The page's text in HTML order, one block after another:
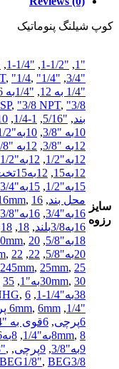
کوپ شیلنگ پنوماتیک
سایز
رزوه
"1
,
"1-1/2
,
"1-1/4
,
"3/4
,
"1/2NPT
, "1/4, "1/4 به "1/2
"1/4 به 12
, "1/4به 6
, "3/8 NPT, "3/8 به "1/2
بند,
"5/16
,
1-1/4
,
10به "3/8
, 10به"1/2
12به "3/8
, 12به "3/8بلند
12به"1/2
, 12به"1/2بلند
12به15
, 12به15تخت
15به"1/2
, 15به"3/4
محل بند,
, 16به"1
16به"3/4
, 16به"3/8
16به3/8بلند
,
18
, 18به"1/2
18به"5/8
,
, 20به"1
20به"5/8
,
22
,
, 22به"1
245mm, 25mm, 25به"1
30mm, 30به"1 , 35به1/4-1
38به"1/4-1
,
,
"1/4
,
6mm, 6mm پرچی
6پرچی
, 6قوی به "1/4
8mm, 8به"1/4 , 8به16محل بند
9به"3/8
, 9پرچی ,
,
BEG1/8", BEG3/8"